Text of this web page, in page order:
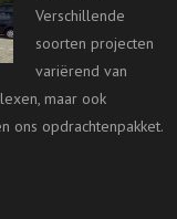
Verschillende
soorten projecten
variërend van
maar ook
ons opdrachtenpakket.